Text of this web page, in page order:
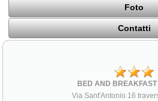
Foto
Contatti
BED AND
Via Sant'Antonio 16